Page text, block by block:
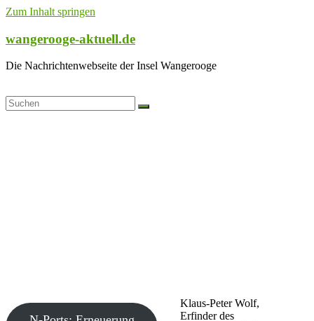
Zum Inhalt springen
wangerooge-aktuell.de
Die Nachrichtenwebseite der Insel Wangerooge
Klaus-Peter Wolf,
Erfinder des